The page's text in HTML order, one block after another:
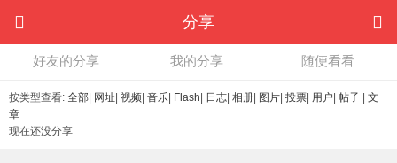
分享
好友的分享 我的分享 随便看看
按类型查看: 全部 网址 视频 音乐 Flash 日志 相册 图片 投票 用户 帖子
文
章
现在还没分享